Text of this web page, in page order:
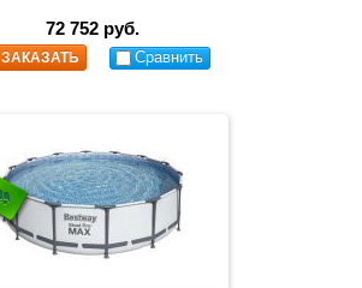
72 752 руб.
ЗАКАЗАТЬ Сравнить